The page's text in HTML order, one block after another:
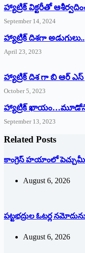
హ్యాట్రిక్‌ ‌విక్టరీతో
September 14, 2024
‌హ్యాట్రిక్‌ ‌దిశగా అడుగులు..
April 23, 2023
హ్యాట్రిక్ దిశ గా బి ఆర్ ఎస్
October 5, 2023
హ్యాట్రిక్‌
September 13, 2023
Related Posts
కాంగ్రెస్ హయాంలో
August 6, 2026
పట్టభద్రుల ఓటర్ల
August 6, 2026